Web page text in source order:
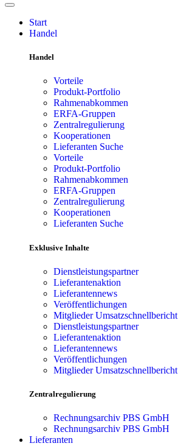
Start
Handel
Handel
Vorteile
Produkt-Portfolio
Rahmenabkommen
ERFA-Gruppen
Zentralregulierung
Kooperationen
Lieferanten Suche
Vorteile
Produkt-Portfolio
Rahmenabkommen
ERFA-Gruppen
Zentralregulierung
Kooperationen
Lieferanten Suche
Exklusive Inhalte
Dienstleistungspartner
Lieferantenaktion
Lieferantennews
Veröffentlichungen
Mitglieder Umsatzschnellbericht
Dienstleistungspartner
Lieferantenaktion
Lieferantennews
Veröffentlichungen
Mitglieder Umsatzschnellbericht
Zentralregulierung
Rechnungsarchiv PBS GmbH
Rechnungsarchiv PBS GmbH
Lieferanten